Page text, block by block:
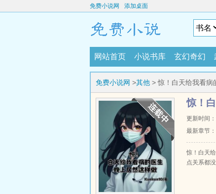
免费小说网 添加桌面
网站首页 小说书库 玄幻奇幻
免费小说网 >其他 > 惊！白天给我看病
惊！
更新时间
最新章节：
惊！白天
点关系都